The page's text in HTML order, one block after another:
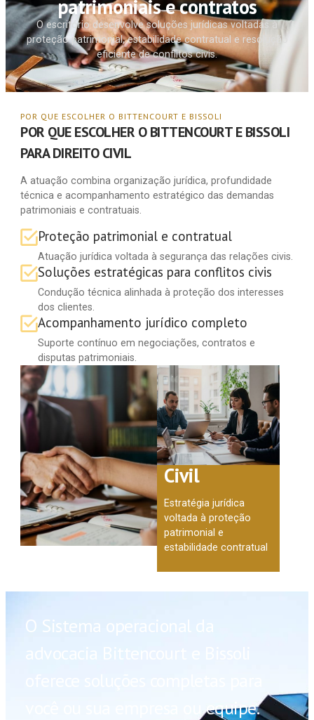
patrimoniais e contratos
O escritório desenvolve soluções jurídicas voltadas à
proteção patrimonial, estabilidade contratual e resolução
eficiente de conflitos civis.
Civil
Estratégia jurídica
voltada à proteção
patrimonial e
estabilidade contratual
POR QUE ESCOLHER O BITTENCOURT E BISSOLI
POR QUE ESCOLHER O BITTENCOURT E BISSOLI
PARA DIREITO CIVIL
A atuação combina organização jurídica, profundidade
técnica e acompanhamento estratégico das demandas
patrimoniais e contratuais.
Proteção patrimonial e contratual
Atuação jurídica voltada à segurança das relações civis.
Soluções estratégicas para conflitos civis
Condução técnica alinhada à proteção dos interesses
dos clientes.
Acompanhamento jurídico completo
Suporte contínuo em negociações, contratos e
disputas patrimoniais.
O Sistema operacional da
advocacia Bittencourt e Bissoli
você ou sua empresa ou equipe.